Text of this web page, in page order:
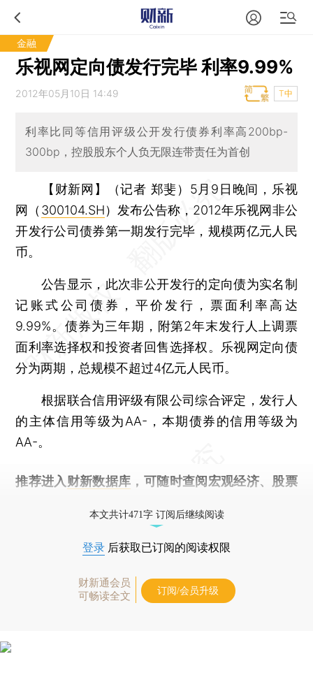
金融
乐视网定向债发行完毕 利率9.99%
2012年05月10日 14:49 T中
利率比同等信用评级公开发行债券利率高200bp-
300bp，控股股东个人负无限连带责任为首创
【财新网】（记者 郑斐） 5月9日晚间，乐视
网（ 300104.SH）发布公告称，2012年乐视网非公
开发行公司债券第一期发行完毕，规模两亿元人民
币。
公告显示，此次非公开发行的定向债为实名制
记账式公司债券，平价发行，票面利率高达
9.99%。债券为三年期，附第2年末发行人上调票
面利率选择权和投资者回售选择权。乐视网定向债
分为两期，总规模不超过4亿元人民币。
根据联合信用评级有限公司综合评定，发行人
的主体信用等级为AA-，本期债券的信用等级为
AA-。
推荐进入 财新数据库 ，可随时查阅宏观经济、股票
本文共计471字 订阅后继续阅读
登录 后获取已订阅的阅读权限
财新通会员
可畅读全文
订阅/会员升级